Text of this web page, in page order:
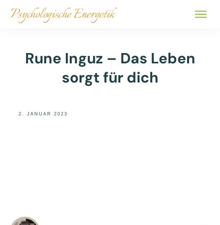
Rune Inguz – Das Leben
sorgt für dich
2. JANUAR 2023